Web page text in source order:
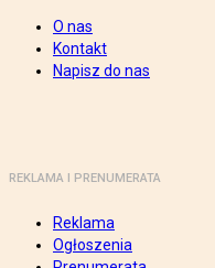
O nas
Kontakt
Napisz do nas
REKLAMA I PRENUMERATA
Reklama
Ogłoszenia